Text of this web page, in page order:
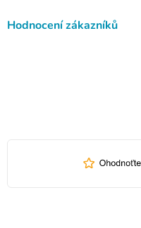
Hodnocení zákazníků